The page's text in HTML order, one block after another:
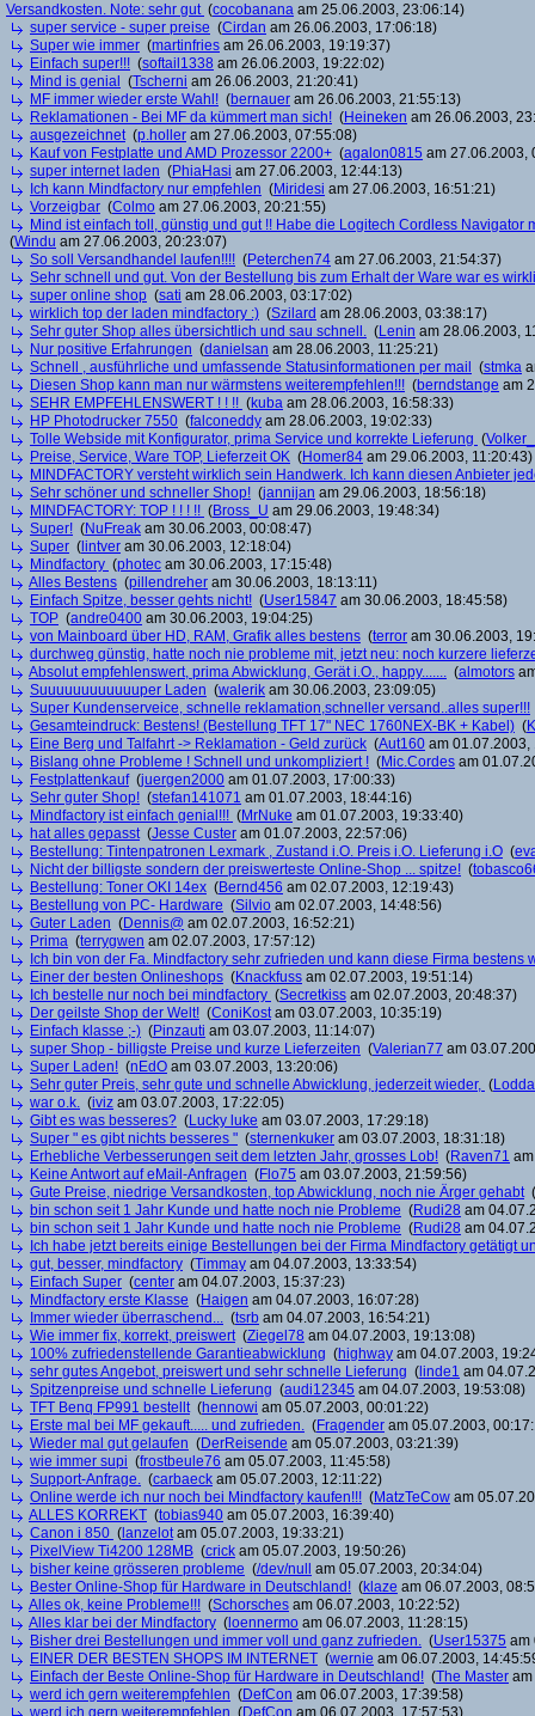
Versandkosten. Note: sehr gut (cocobanana am 25.06.2003, 23:06:14)
super service - super preise (Cirdan am 26.06.2003, 17:06:18)
Super wie immer (martinfries am 26.06.2003, 19:19:37)
Einfach super!!! (softail1338 am 26.06.2003, 19:22:02)
Mind is genial
(Tscherni am 26.06.2003, 21:20:41)
MF immer wieder erste Wahl! (bernauer am 26.06.2003, 21:55:13)
Reklamationen - Bei MF da kümmert man sich! (Heineken am 26.06.2003,
ausgezeichnet(p.holler am 27.06.2003, 07:55:08)
Kauf von Festplatte und AMD Prozessor 2200+ (agalon0815 am 27.06.2003,
super internet laden (PhiaHasi am 27.06.2003, 12:44:13)
Ich kann Mindfactory nur empfehlen (Miridesi am 27.06.2003, 16:51:21)
Vorzeigbar (Colmo am 27.06.2003, 20:21:55)
Mind ist einfach toll, günstig und gut !! Habe die Logitech Cordless
(Windu am 27.06.2003, 20:23:07)
So soll Versandhandel laufen!!!! (Peterchen74 am 27.06.2003, 21:54:37)
Sehr schnell und gut. Von der Bestellung bis zum Erhalt der Ware war es
super online shop (sati am 28.06.2003, 03:17:02)
wirklich top der laden mindfactory :) (Szilard am 28.06.2003, 03:38:17)
Sehr guter Shop alles übersichtlich und sau schnell. (Lenin am 28.06.2003,
Nur positive Erfahrungen (danielsan am 28.06.2003, 11:25:21)
Schnell , ausführliche und umfassende Statusinformationen per mail
(stmka
Diesen Shop kann man nur wärmstens weiterempfehlen!!! (berndstange am
SEHR EMPFEHLENSWERT ! ! !! (kuba am 28.06.2003, 16:58:33)
HP Photodrucker 7550 (falconeddy am 28.06.2003, 19:02:33)
Tolle Webside mit Konfigurator, prima Service und korrekte Lieferung (
Preise, Service, Ware TOP, Lieferzeit OK (Homer84 am 29.06.2003, 11:20:43)
MINDFACTORY versteht wirklich sein Handwerk. Ich kann diesen Anbieter
Sehr schöner und schneller Shop! (jannijan am 29.06.2003, 18:56:18)
MINDFACTORY: TOP ! ! ! !! (Bross_U am 29.06.2003, 19:48:34)
Super! (NuFreak am 30.06.2003, 00:08:47)
Super ( lintver am 30.06.2003, 12:18:04)
Mindfactory (photec am 30.06.2003, 17:15:48)
Alles Bestens (pillendreher am 30.06.2003, 18:13:11)
Einfach Spitze, besser gehts nicht! (User15847 am 30.06.2003, 18:45:58)
TOP (andre0400 am 30.06.2003, 19:04:25)
von Mainboard über HD, RAM, Grafik alles bestens (terror am 30.06.2003,
durchweg günstig, hatte noch nie probleme mit, jetzt neu: noch kurzere
Absolut empfehlenswert, prima Abwicklung, Gerät i.O., happy....... (almotors
Suuuuuuuuuuuuper Laden (walerik am 30.06.2003, 23:09:05)
Super Kundenserveice, schnelle reklamation,schneller versand..alles super!!!
Gesamteindruck: Bestens! (Bestellung TFT 17" NEC 1760NEX-BK + Kabel) (
Eine Berg und Talfahrt -> Reklamation - Geld zurück (Aut160 am 01.07.2003,
Bislang ohne Probleme ! Schnell und unkompliziert ! (Mic.Cordes am
Festplattenkauf(juergen2000 am 01.07.2003, 17:00:33)
Sehr guter Shop! (stefan141071 am 01.07.2003, 18:44:16)
Mindfactory ist einfach genial!!! (MrNuke am 01.07.2003, 19:33:40)
hat alles gepasst(Jesse Custer am 01.07.2003, 22:57:06)
Bestellung: Tintenpatronen Lexmark , Zustand i.O. Preis i.O. Lieferung i.O (
Nicht der billigste sondern der preiswerteste Online-Shop ... spitze! (
Bestellung: Toner OKI 14ex (Bernd456 am 02.07.2003, 12:19:43)
Bestellung von PC- Hardware (Silvio am 02.07.2003, 14:48:56)
Guter Laden (Dennis@ am 02.07.2003, 16:52:21)
Prima (terrygwen am 02.07.2003, 17:57:12)
Ich bin von der Fa. Mindfactory sehr zufrieden und kann diese Firma bestens
Einer der besten Onlineshops (Knackfuss am 02.07.2003, 19:51:14)
Ich bestelle nur noch bei mindfactory (Secretkiss am 02.07.2003, 20:48:37)
Der geilste Shop der Welt! (ConiKostam 03.07.2003, 10:35:19)
Einfach klasse ;-) (Pinzauti am 03.07.2003, 11:14:07)
super Shop - billigste Preise und kurze Lieferzeiten (Valerian77 am
Super Laden! (nEdO am 03.07.2003, 13:20:06)
Sehr guter Preis, sehr gute und schnelle Abwicklung, jederzeit wieder, (
war o.k. (iviz am 03.07.2003, 17:22:05)
Gibt es was besseres? (Lucky luke am 03.07.2003, 17:29:18)
Super " es gibt nichts besseres " (sternenkuker am 03.07.2003, 18:31:18)
Erhebliche Verbesserungen seit dem letzten Jahr, grosses Lob! (Raven71
Keine Antwort auf eMail-Anfragen (Flo75 am 03.07.2003, 21:59:56)
Gute Preise, niedrige Versandkosten, top Abwicklung, noch nie Ärger gehabt(
bin schon seit 1 Jahr Kunde und hatte noch nie Probleme (Rudi28 am
bin schon seit 1 Jahr Kunde und hatte noch nie Probleme (Rudi28 am
Ich habe jetzt bereits einige Bestellungen bei der Firma Mindfactory getätigt
gut, besser, mindfactory (Timmay am 04.07.2003, 13:33:54)
Einfach Super (center am 04.07.2003, 15:37:23)
Mindfactory erste Klasse (Haigen am 04.07.2003, 16:07:28)
Immer wieder überraschend... (tsrb am 04.07.2003, 16:54:21)
Wie immer fix, korrekt, preiswert(Ziegel78 am 04.07.2003, 19:13:08)
100% zufriedenstellende Garantieabwicklung (highway am 04.07.2003,
sehr gutes Angebot, preiswert und sehr schnelle Lieferung ( linde1 am
Spitzenpreise und schnelle Lieferung (audi12345 am 04.07.2003, 19:53:08)
TFT Benq FP991 bestellt(hennowi am 05.07.2003, 00:01:22)
Erste mal bei MF gekauft..... und zufrieden. (Fragender am 05.07.2003,
Wieder mal gut gelaufen (DerReisende am 05.07.2003, 03:21:39)
wie immer supi (frostbeule76 am 05.07.2003, 11:45:58)
Support-Anfrage. (carbaeck am 05.07.2003, 12:11:22)
Online werde ich nur noch bei Mindfactory kaufen!!! (MatzTeCow am
ALLES KORREKT (tobias940 am 05.07.2003, 16:39:40)
Canon i 850 ( lanzelotam 05.07.2003, 19:33:21)
PixelView Ti4200 128MB (crick am 05.07.2003, 19:50:26)
bisher keine grösseren probleme (/dev/null
am 05.07.2003, 20:34:04)
Bester Online-Shop für Hardware in Deutschland! (klaze am 06.07.2003,
Alles ok, keine Probleme!!! (Schorsches am 06.07.2003, 10:22:52)
Alles klar bei der Mindfactory ( loennermo am 06.07.2003, 11:28:15)
Bisher drei Bestellungen und immer voll und ganz zufrieden. (User15375 am
EINER DER BESTEN SHOPS IM INTERNET (wernie am 06.07.2003,
Einfach der Beste Online-Shop für Hardware in Deutschland! (The Master
werd ich gern weiterempfehlen (DefCon am 06.07.2003, 17:39:58)
werd ich gern weiterempfehlen (DefCon am 06.07.2003, 17:57:53)